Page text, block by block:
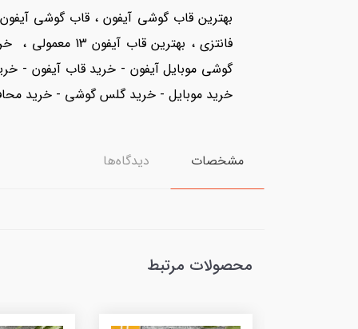
فانتزی ،
گوشی موبایل آیفون - خرید قاب آیفون -
خرید موبایل - خرید گلس گوشی - خرید
مشخصات دیدگاه‌ها
محصولات مرتبط